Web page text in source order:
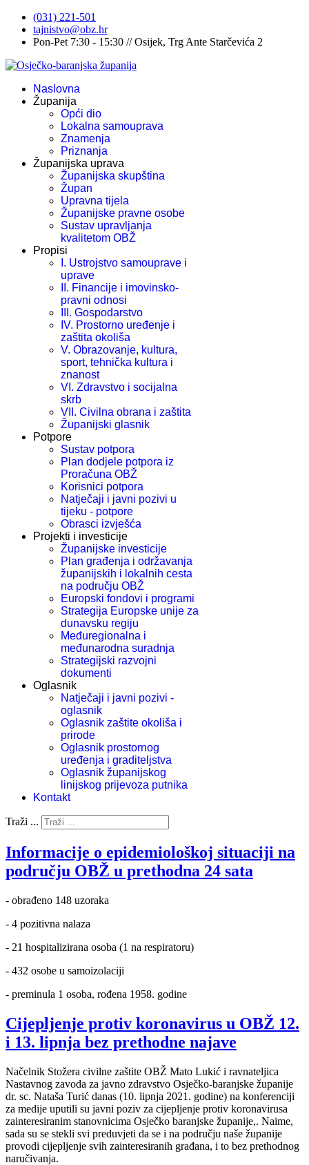
(031) 221-501
tajnistvo@obz.hr
Pon-Pet 7:30 - 15:30 // Osijek, Trg Ante Starčevića 2
Naslovna
Županija
Opći dio
Lokalna samouprava
Znamenja
Priznanja
Županijska uprava
Županijska skupština
Župan
Upravna tijela
Županijske pravne osobe
Sustav upravljanja
kvalitetom OBŽ
Propisi
I. Ustrojstvo samouprave i
uprave
II. Financije i imovinsko-
pravni odnosi
III. Gospodarstvo
IV. Prostorno uređenje i
zaštita okoliša
V. Obrazovanje, kultura,
sport, tehnička kultura i
znanost
VI. Zdravstvo i socijalna
skrb
VII. Civilna obrana i zaštita
Županijski glasnik
Potpore
Sustav potpora
Plan dodjele potpora iz
Proračuna OBŽ
Korisnici potpora
Natječaji i javni pozivi u
tijeku - potpore
Obrasci izvješća
Projekti i investicije
Županijske investicije
Plan građenja i održavanja
županijskih i lokalnih cesta
na području OBŽ
Europski fondovi i programi
Strategija Europske unije za
dunavsku regiju
Međuregionalna i
međunarodna suradnja
Strategijski razvojni
dokumenti
Oglasnik
Natječaji i javni pozivi -
oglasnik
Oglasnik zaštite okoliša i
prirode
Oglasnik prostornog
uređenja i graditeljstva
Oglasnik županijskog
linijskog prijevoza putnika
Kontakt
Traži ...
Informacije o epidemiološkoj situaciji na
području OBŽ u prethodna 24 sata
- obrađeno 148 uzoraka
- 4 pozitivna nalaza
- 21 hospitalizirana osoba (1 na respiratoru)
- 432 osobe u samoizolaciji
- preminula 1 osoba, rođena 1958. godine
Cijepljenje protiv koronavirus u OBŽ 12.
i 13. lipnja bez prethodne najave
Načelnik Stožera civilne zaštite OBŽ Mato Lukić i ravnateljica
Nastavnog zavoda za javno zdravstvo Osječko-baranjske županije
dr. sc. Nataša Turić danas (10. lipnja 2021. godine) na konferenciji
za medije uputili su javni poziv za cijepljenje protiv koronavirusa
zainteresiranim stanovnicima Osječko baranjske županije,. Naime,
sada su se stekli svi preduvjeti da se i na području naše županije
provodi cijepljenje svih zainteresiranih građana, i to bez prethodnog
naručivanja.